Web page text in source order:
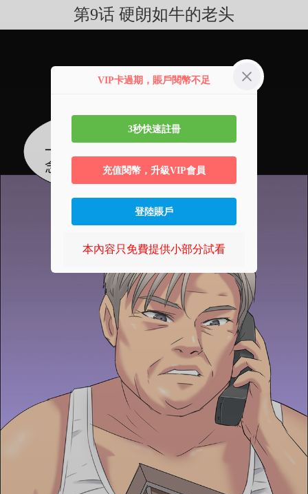
第9话 硬朗如牛的老头
VIP卡過期，賬戶閱幣不足
3秒快速註冊
充值閱幣，升級VIP會員
登陸賬戶
本內容只免費提供小部分試看